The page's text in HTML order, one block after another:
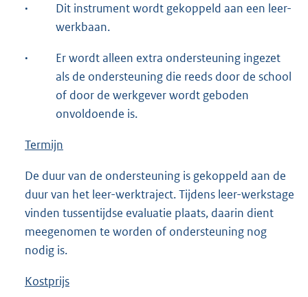
·
Dit instrument wordt gekoppeld aan een leer-
werkbaan.
·
Er wordt alleen extra ondersteuning ingezet
als de ondersteuning die reeds door de school
of door de werkgever wordt geboden
onvoldoende is.
Termijn
De duur van de ondersteuning is gekoppeld aan de
duur van het leer-werktraject. Tijdens leer-werkstage
vinden tussentijdse evaluatie plaats, daarin dient
meegenomen te worden of ondersteuning nog
nodig is.
Kostprijs